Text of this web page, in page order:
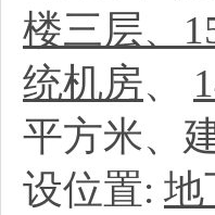
楼三层、
统机房、
平方米、
设位置: 地